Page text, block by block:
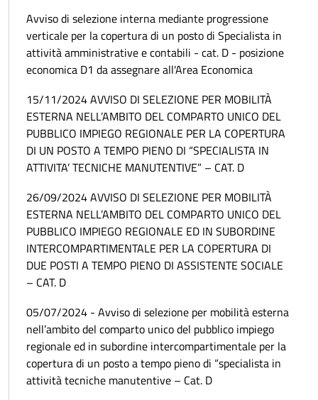
Avviso di selezione interna mediante progressione
verticale per la copertura di un posto di Specialista in
attività amministrative e contabili - cat. D - posizione
economica D1 da assegnare all'Area Economica
15/11/2024 AVVISO DI SELEZIONE PER MOBILITÀ
ESTERNA NELL’AMBITO DEL COMPARTO UNICO DEL
PUBBLICO IMPIEGO REGIONALE PER LA COPERTURA
DI UN POSTO A TEMPO PIENO DI “SPECIALISTA IN
ATTIVITA’ TECNICHE MANUTENTIVE” – CAT. D
26/09/2024 AVVISO DI SELEZIONE PER MOBILITÀ
ESTERNA NELL’AMBITO DEL COMPARTO UNICO DEL
PUBBLICO IMPIEGO REGIONALE ED IN SUBORDINE
INTERCOMPARTIMENTALE PER LA COPERTURA DI
DUE POSTI A TEMPO PIENO DI ASSISTENTE SOCIALE
– CAT. D
05/07/2024 - Avviso di selezione per mobilità esterna
nell’ambito del comparto unico del pubblico impiego
regionale ed in subordine intercompartimentale per la
copertura di un posto a tempo pieno di “specialista in
attività tecniche manutentive – Cat. D